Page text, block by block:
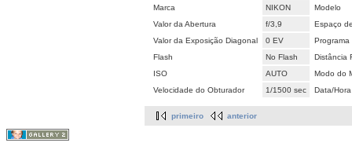
Marca
NIKON
Modelo
Valor da Abertura
f/3,9
Espaço
Valor da Exposição Diagonal
0 EV
Flash
No Flash
Distância
ISO
AUTO
Modo do
Velocidade do Obturador
1/1500 sec Data/Hora
primeiro anterior